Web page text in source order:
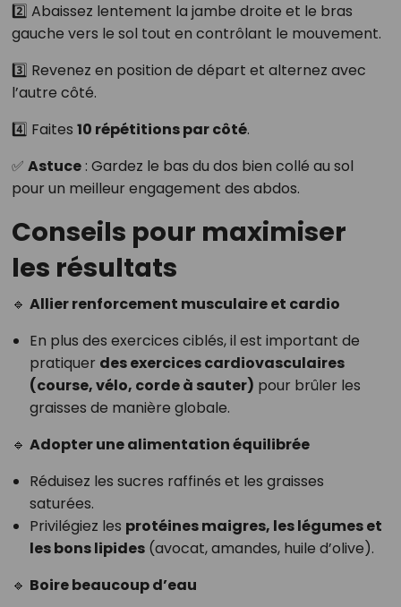
2️⃣ Abaissez lentement la jambe droite et le bras
gauche vers le sol tout en contrôlant le mouvement.
3️⃣ Revenez en position de départ et alternez avec
l’autre côté.
4️⃣ Faites 10 répétitions par côté.
✅ Astuce: Gardez le bas du dos bien collé au sol
pour un meilleur engagement des abdos.
Conseils pour maximiser
les résultats
🔹 Allier renforcement musculaire et cardio
En plus des exercices ciblés, il est important de
pratiquer des exercices cardiovasculaires
(course, vélo, corde à sauter) pour brûler les
graisses de manière globale.
🔹 Adopter une alimentation équilibrée
Réduisez les sucres raffinés et les graisses
saturées.
Privilégiez les protéines maigres, les légumes et
les bons lipides(avocat, amandes, huile d’olive).
🔹 Boire beaucoup d’eau